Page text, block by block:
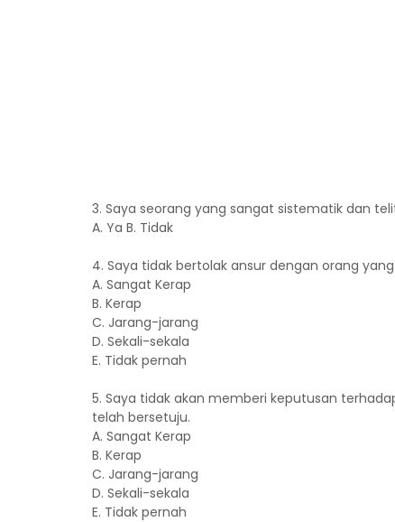
3. Saya seorang yang sangat sistematik dan
A. Ya B. Tidak
4. Saya tidak bertolak ansur dengan orang
A. Sangat Kerap
B. Kerap
C. Jarang-jarang
D. Sekali-sekala
E. Tidak pernah
5. Saya tidak akan memberi keputusan
telah bersetuju.
A. Sangat Kerap
B. Kerap
C. Jarang-jarang
D. Sekali-sekala
E. Tidak pernah